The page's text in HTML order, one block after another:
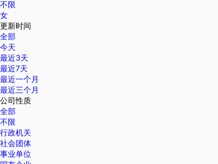
不限
女
更新时间
全部
今天
最近3天
最近7天
最近一个月
最近三个月
公司性质
全部
不限
行政机关
社会团体
事业单位